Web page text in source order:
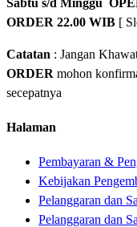
Sabtu s/d Minggu
ORDER 22.00 WIB [
Catatan : Jangan
ORDER mohon
secepatnya
Halaman
Pembayaran &
Kebijakan
Pelanggaran dan
Pelanggaran dan